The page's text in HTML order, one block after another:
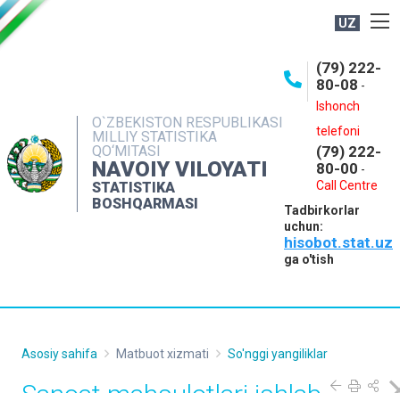
UZ
O`ZBEKISTON RESPUBLIKASI
MILLIY STATISTIKA
QO‘MITASI
NAVOIY VILOYATI
STATISTIKA
BOSHQARMASI
(79) 222-
80-08 -
Ishonch
telefoni
(79) 222-
80-00 -
Call Centre
Tadbirkorlar
uchun:
hisobot.stat.uz
ga o'tish
OCHIQ MA'LUMOTLAR
INTERAKTIV XIZMATLAR
MUROJAATLAR
Asosiy sahifa Matbuot xizmati So'nggi yangiliklar